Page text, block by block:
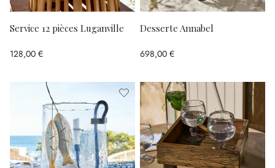
Service 12 pièces Luganville
128,00 €
Desserte Annabel
698,00 €